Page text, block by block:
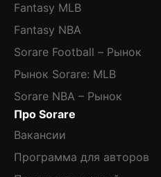
Fantasy MLB
Fantasy NBA
Sorare Football – Рынок
Рынок Sorare: MLB
Sorare NBA – Рынок
Про Sorare
Вакансии
Программа для авторов